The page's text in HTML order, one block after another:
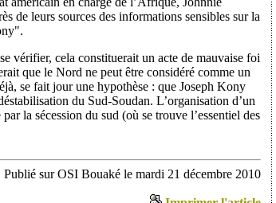
de leurs sources des informations sensibles sur la
vérifier, cela constituerait un acte de mauvaise foi
que le Nord ne peut être considéré comme un
se fait jour une hypothèse : que Joseph Kony
du Sud-Soudan. L’organisation d’un
la sécession du sud (où se trouve l’essentiel des
Publié sur OSI Bouaké le mardi 21 décembre 2010